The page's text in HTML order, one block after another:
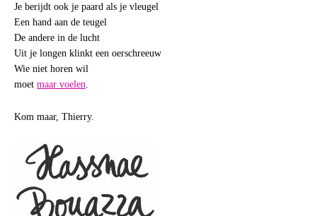
Je berijdt ook je paard als je vleugel
Een hand aan de teugel
De andere in de lucht
Uit je longen klinkt een oerschreeuw
Wie niet horen wil
moet maar voelen
Kom maar, Thierry.